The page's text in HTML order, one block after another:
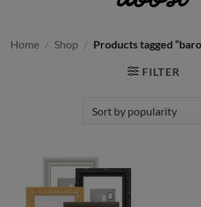
Home / Shop / Products tagged
FILTER